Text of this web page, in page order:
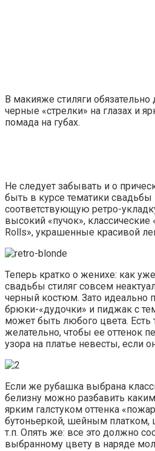
В макияже стиляги
черные «стрелки» на глазах и
помада на губах.
Не следует забывать и о
быть в курсе тематики свадьбы
соответствующую ретро-
высокий «пучок», классические
Rolls», украшенные красивой
Теперь кратко о женихе: как
свадьбы стиляг совсем
черный костюм. Зато идеально
брюки-«дудочки» и пиджак с
может быть любого цвета. Есть
желательно, чтобы ее оттенок
узора на платье невесты, если
Если же рубашка выбрана
белизну можно разбавить
ярким галстуком оттенка
бутоньеркой, шейным платком,
т.п. Опять же: все это должно
выбранному цвету в наряде